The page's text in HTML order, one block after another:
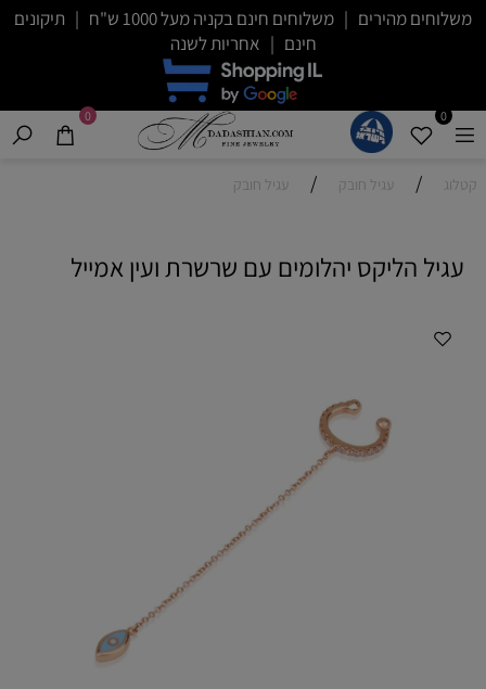
משלוחים מהירים | משלוחים חינם בקניה מעל 1000 ש"ח | תיקונים
חינם | אחריות לשנה
0
0
קטלוג / עגיל חובק / עגיל חובק
עגיל הליקס יהלומים עם שרשרת ועין אמייל